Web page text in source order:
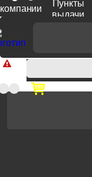
компании
Пункты
выдачи
Доп. скидка от
продукции Venezia,
оплате по счету.